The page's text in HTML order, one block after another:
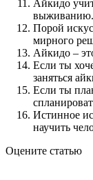
Айкидо
выживанию.
Порой
мирного
Айкидо –
Если ты
заняться
Если ты
Истинное
научить
Оцените статью